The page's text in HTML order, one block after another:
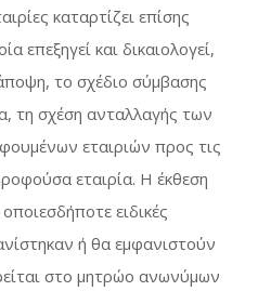
καταρτίζει επίσης
επεξηγεί και δικαιολογεί,
το σχέδιο σύμβασης
τη σχέση ανταλλαγής των
εταιριών προς τις
εταιρία. Η έκθεση
ειδικές
ή θα εμφανιστούν
στο μητρώο ανωνύμων